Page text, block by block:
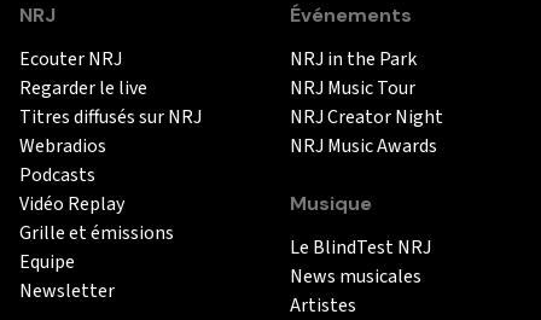
NRJ
Ecouter NRJ
Regarder le live
Titres diffusés sur NRJ
Webradios
Podcasts
Vidéo Replay
Grille et émissions
Equipe
Newsletter
Événements
NRJ in the Park
NRJ Music Tour
NRJ Creator Night
NRJ Music Awards
Musique
Le BlindTest NRJ
News musicales
Artistes